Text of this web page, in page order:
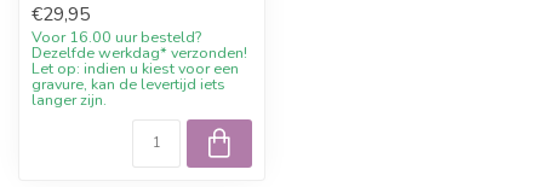
Ju...
€29,95
Voor 16.00 uur besteld?
Dezelfde werkdag* verzonden!
Let op: indien u kiest voor een
gravure, kan de levertijd iets
langer zijn.